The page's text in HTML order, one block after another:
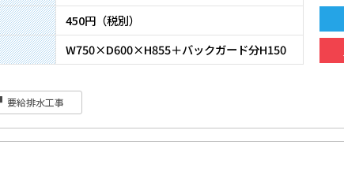
450円（税別）
W750×D600×H855＋バックガード分H150
要給排水工事